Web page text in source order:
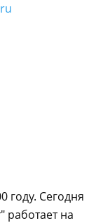
году. Сегодня
работает на